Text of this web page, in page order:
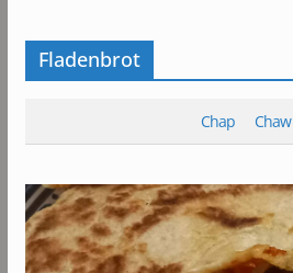
Fladenbrot
Chap Chaw